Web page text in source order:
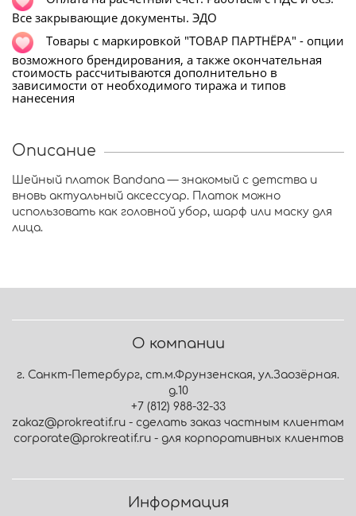
Все закрывающие документы. ЭДО
Товары с маркировкой "ТОВАР ПАРТНЁРА" - опции
возможного брендирования, а также окончательная
стоимость рассчитываются дополнительно в
зависимости от необходимого тиража и типов
нанесения
Описание
Шейный платок Bandana — знакомый с детства и
вновь актуальный аксессуар. Платок можно
использовать как головной убор, шарф или маску для
лица.
О компании
г. Санкт-Петербург, ст.м.Фрунзенская, ул.Заозёрная.
д.10
+7 (812) 988-32-33
zakaz@prokreatif.ru - сделать заказ частным клиентам
corporate@prokreatif.ru - для корпоративных клиентов
Информация